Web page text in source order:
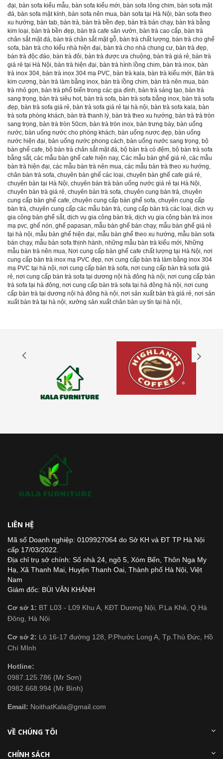
đại, bàn sofa kiểu mẫu, bàn sofa kiểu mới, bàn sofa lông chim, bàn sofa mặt
đá, bàn sofa mặt kính, bàn sofa nên mua, bàn sofa tại Hà Nội, bàn sofa theo
xu hướng, bàn tab, bàn trà, bàn trà bền đẹp, bàn trà bán chạy, bàn trà bằng
kim loại, bàn trà bền đẹp, bàn trà cafe sân vườn, bàn trà cao cấp, bàn trà
chân sắt mặt đá, bàn trà chân sắt mặt gỗ, bàn trà chất lượng, bàn trà cho ghế
sofa, bàn trà cho kiểu nhà hiện đại, bàn trà cho nhà chung cư, bàn trà đẹp,
bàn trà độc đáo, bàn trà đôi, bàn trà được ưa chuộng, bàn trà giá rẻ, bàn trà
giá rẻ tại Hà Nội, bàn trà hiện đại, bàn trà hình lồng chim, bàn trà inox, bàn
trà inox 304, bàn trà inox 304 mạ PVC, bàn trà kala, bàn trà kiểu mới, Bàn trà
kim cương, bàn trà làm bằng inox, bàn trà lồng chim, bàn trà nên mua, bàn
trà nhỏ gọn, bàn trà phổ biến trong các gia đình, bàn trà sáng tạo, bàn trà
sang trọng, bàn trà siêu hot, bàn trà sofa, bàn trà sofa bằng inox, bàn trà sofa
đẹp, bàn trà sofa giá rẻ, bàn trà sofa giá rẻ tại hà nội, bàn trà sofa kala, bàn
trà sofa phòng khách, bàn trà thanh lý, bàn trà theo xu hướng, bàn trà trà tròn
sang trọng, bàn trà tròn 50cm, bàn trà tròn inox, bàn trưng bày, bàn uống
nước, bàn uống nước cho phòng khách, bàn uống nươc đẹp, bàn uống
nước hiện đại, bàn uống nước phong cách, bàn uống nước sang trọng, bộ
bàn ghế cafe, bộ bàn trà chân sắt mặt đá, bộ bàn trà có đệm, bộ bàn trà sofa
bằng sắt, các mẫu bàn ghế cafe hiện nay, Các mẫu bàn ghế giá rẻ, các mẫu
bàn trà hiện đại, các mẫu bàn trà nên mua, các mẫu bàn trà theo xu hướng,
chân bàn trà sofa, chuyên bàn ghế các loại, chuyên bàn ghế cafe giá rẻ,
chuyên bàn tại Hà Nội, chuyên bàn trà bàn uống nước giá rẻ tại Hà Nội,
chuyên bàn trà giá rẻ, chuyên bàn trà sofa, chuyên cung bàn trà, chuyên
cung cấp bàn ghế cafe, chuyên cung cấp bàn ghế sofa, chuyên cung cấp
bàn trà, chuyên cung cấp các mẫu bàn trà, cung cấp bàn trà các loại, dịch vụ
gia công bàn ghế sắt, dịch vụ gia công bàn trà, dịch vụ gia công bàn trà inox
mạ pvc, ghế nón, ghế papasan, mẫu bàn ghế bán chạy, mẫu bàn ghế giá rẻ
tại hà nội, mẫu bàn ghế hiện đại, mẫu bàn ghế theo xu hướng, mẫu bàn sofa
bán chạy, mẫu bàn sofa thịnh hành, những mẫu bàn trà kiểu mới, Những
mẫu bàn trà nên mua, Nơi cung cấp bàn ghế cafe chất lượng tại Hà Nội, nơi
cung cấp bàn trà inox mạ PVC đẹp, nơi cung cấp bàn trà làm bằng inox 304
mạ PVC tại hà nội, nơi cung cấp bàn trà sofa, nơi cung cấp bàn trà sofa giá
rẻ, nơi cung cấp bàn trà sofa tại dương nội hà đông hà nội, nơi cung cấp bàn
trà sofa tại hà đông, nơi cung cấp bàn trà sofa tại hà đông hà nội, nơi cung
cấp bàn trà tại dương nội hà đông hà nội, nơi sản xuất bàn trà giá rẻ, nơi sản
xuất bàn trà tại hà nội, xưởng sản xuất chân bàn uy tín tại hà nội,
LIÊN HỆ
Mã số Doanh nghiệp: 0109927064 do Sở KH và ĐT TP Hà Nội
cấp 17/03/2022.
Địa chỉ trụ sở chính: Số nhà 24, ngõ 5, Xóm Bến, Thôn Nga My
Hạ, Xã Thanh Mai, Huyện Thanh Oai, Thành phố Hà Nội, Việt
Nam
Giám đốc: BÙI VĂN KHÁNH
Cơ sở 1: BT L03 - L09 Khu A, KĐT Dương Nội, P.La Khê, Q.Hà
Đông, Hà Nội
Cơ sở 2: Lô 16-17 đường 128, P.Phước Long A, Tp.Thủ Đức, Hồ
Chí MInh
Hotline:
0987.125.786 (Mr Sơn)
0982.668.994 (Mr Bình)
Email: NoithatKala@gmail.com
VỀ CHÚNG TÔI
CHÍNH SÁCH